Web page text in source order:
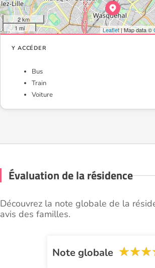
2 km
1 mi
Leaflet| Map data ©
Y ACCÉDER
Bus
Train
Voiture
Évaluation de la résidence
Découvrez la note globale de la
avis des familles.
Note globale